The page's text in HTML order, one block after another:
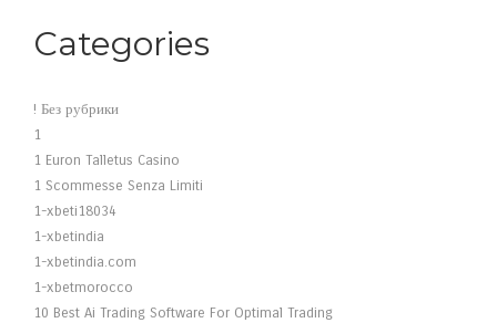
Categories
! Без рубрики
1
1 Euron Talletus Casino
1 Scommesse Senza Limiti
1-xbeti18034
1-xbetindia
1-xbetindia.com
1-xbetmorocco
10 Best Ai Trading Software For Optimal Trading